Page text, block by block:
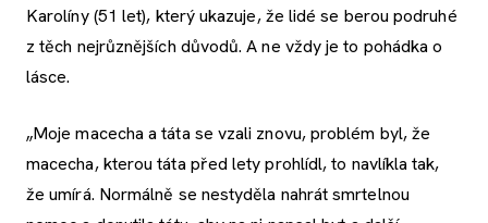
Karolíny (51 let), který ukazuje, že lidé se berou podruhé
z těch nejrůznějších důvodů. A ne vždy je to pohádka o
lásce.
„Moje macecha a táta se vzali znovu, problém byl, že
macecha, kterou táta před lety prohlídl, to navlíkla tak,
že umírá. Normálně se nestyděla nahrát smrtelnou